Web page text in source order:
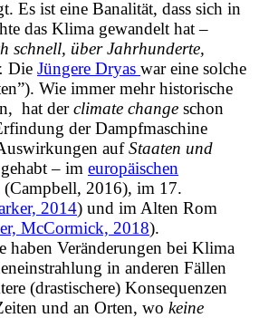
. Es ist eine Banalität, dass sich in
das Klima gewandelt hat –
schnell, über Jahrhunderte,
Die Jüngere Dryas war eine solche
Wie immer mehr historische
hat derclimate change schon
der Dampfmaschine
aufStaaten und
gehabt– im europäischen
2016), im 17.
2014) und im Alten Rom
McCormick, 2018).
haben Veränderungen bei Klima
in anderen Fällen
(drastischere) Konsequenzen
und an Orten, wo keine